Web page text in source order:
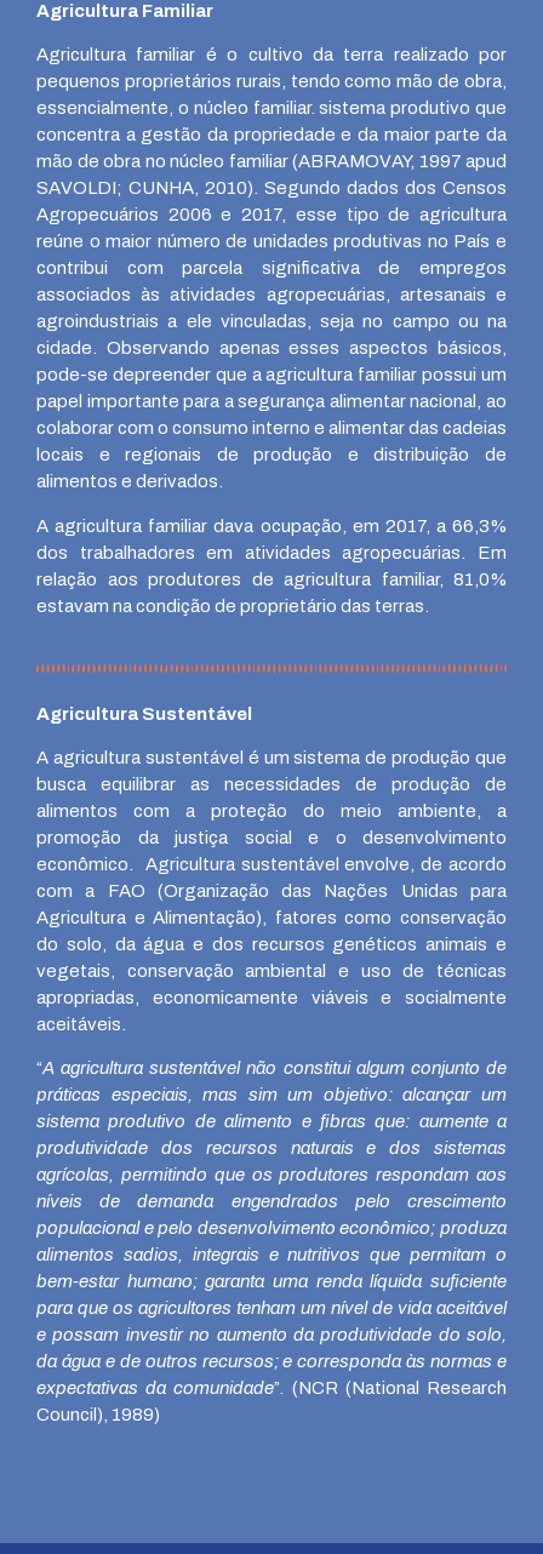
Agricultura Familiar
Agricultura familiar é o cultivo da terra realizado por
pequenos proprietários rurais, tendo como mão de obra,
essencialmente, o núcleo familiar. sistema produtivo que
concentra a gestão da propriedade e da maior parte da
mão de obra no núcleo familiar (ABRAMOVAY, 1997 apud
SAVOLDI; CUNHA, 2010). Segundo dados dos Censos
Agropecuários 2006 e 2017, esse tipo de agricultura
reúne o maior número de unidades produtivas no País e
contribui com parcela significativa de empregos
associados às atividades agropecuárias, artesanais e
agroindustriais a ele vinculadas, seja no campo ou na
cidade. Observando apenas esses aspectos básicos,
pode-se depreender que a agricultura familiar possui um
papel importante para a segurança alimentar nacional, ao
colaborar com o consumo interno e alimentar das cadeias
locais e regionais de produção e distribuição de
alimentos e derivados.
A agricultura familiar dava ocupação, em 2017, a 66,3%
dos trabalhadores em atividades agropecuárias. Em
relação aos produtores de agricultura familiar, 81,0%
estavam na condição de proprietário das terras.
Agricultura Sustentável
A agricultura sustentável é um sistema de produção que
busca equilibrar as necessidades de produção de
alimentos com a proteção do meio ambiente, a
promoção da justiça social e o desenvolvimento
econômico. Agricultura sustentável envolve, de acordo
com a FAO (Organização das Nações Unidas para
Agricultura e Alimentação), fatores como conservação
do solo, da água e dos recursos genéticos animais e
vegetais, conservação ambiental e uso de técnicas
apropriadas, economicamente viáveis e socialmente
aceitáveis.
“A agricultura sustentável não constitui algum conjunto de
práticas especiais, mas sim um objetivo: alcançar um
sistema produtivo de alimento e fibras que: aumente a
produtividade dos recursos naturais e dos sistemas
agrícolas, permitindo que os produtores respondam aos
níveis de demanda engendrados pelo crescimento
populacional e pelo desenvolvimento econômico; produza
alimentos sadios, integrais e nutritivos que permitam o
bem-estar humano; garanta uma renda líquida suficiente
para que os agricultores tenham um nível de vida aceitável
e possam investir no aumento da produtividade do solo,
da água e de outros recursos; e corresponda às normas e
expectativas da comunidade”. (NCR (National Research
Council), 1989)